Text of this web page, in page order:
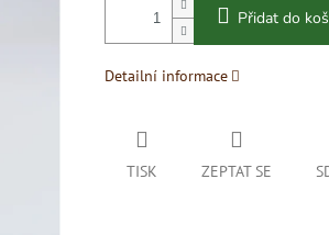
Přidat do
Detailní informace
TISK ZEPTAT SE